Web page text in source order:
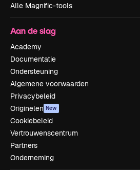
Alle Magnific-tools
Aan de slag
Academy
Documentatie
Ondersteuning
Algemene voorwaarden
Privacybeleid
Originelen New
Cookiebeleid
Vertrouwenscentrum
Partners
Onderneming